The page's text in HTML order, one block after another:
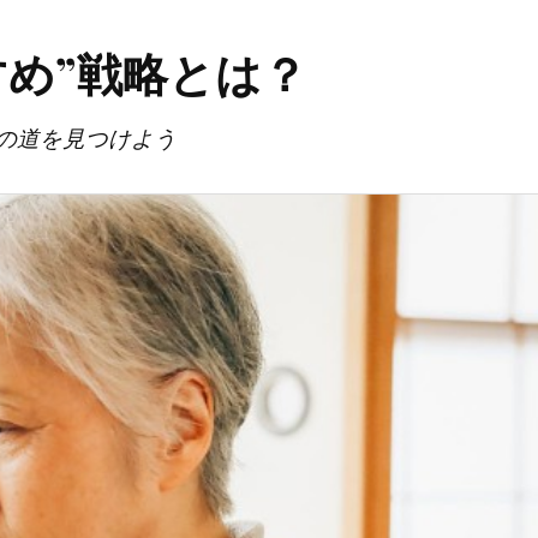
”戦略とは？
道を見つけよう